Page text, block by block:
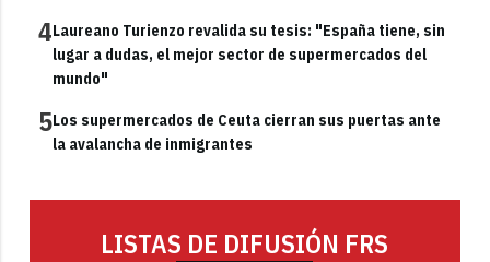
4Laureano Turienzo revalida su tesis: "España tiene, sin
lugar a dudas, el mejor sector de supermercados del
mundo"
5Los supermercados de Ceuta cierran sus puertas ante
la avalancha de inmigrantes
LISTAS DE DIFUSIÓN FRS